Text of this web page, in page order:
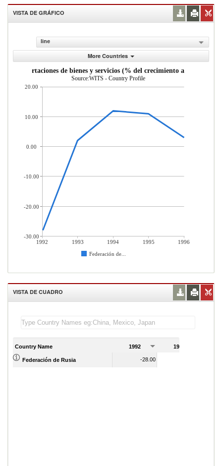
VISTA DE GRÁFICO
line
More Countries
Exportaciones de bienes y servicios (% del crecimiento anual)
Source:WITS - Country Profile
1992 1993 1994 1995
1996
Federación de...
20.00
10.00
0.00
-10.00
-20.00
-30.00
VISTA DE CUADRO
Country Name 1992 1993
Federación de Rusia -28.00